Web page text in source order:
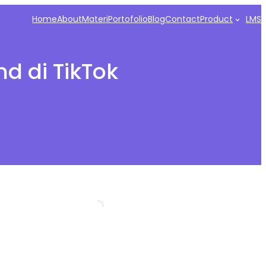
HomeAboutMateriPortofolioBlogContactProduct LMS
di TikTok